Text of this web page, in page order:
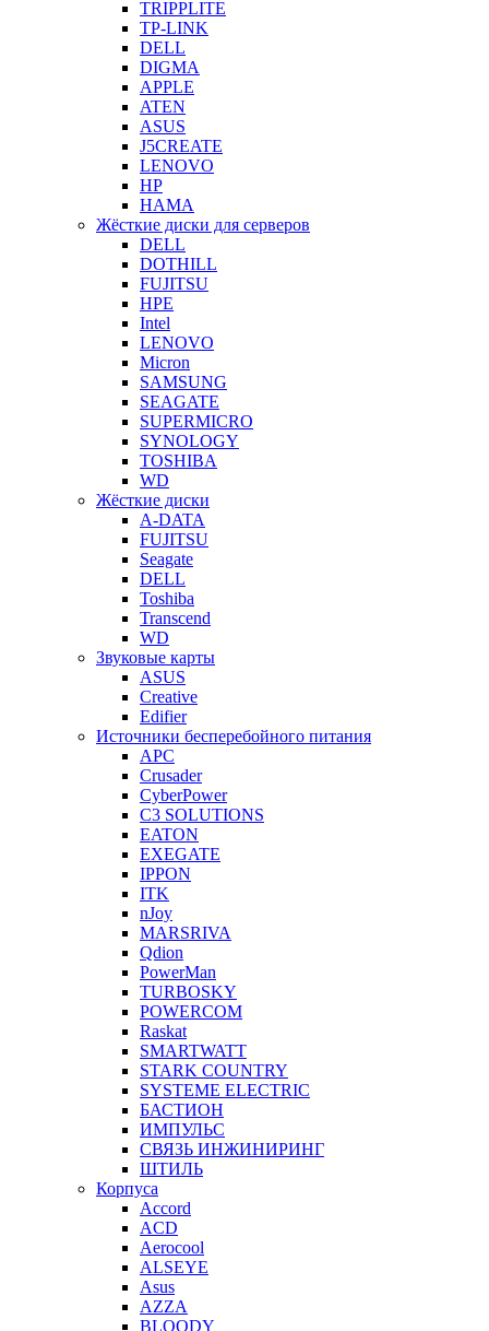
TRIPPLITE
TP-LINK
DELL
DIGMA
APPLE
ATEN
ASUS
J5CREATE
LENOVO
HP
HAMA
Жёсткие диски для серверов
DELL
DOTHILL
FUJITSU
HPE
Intel
LENOVO
Micron
SAMSUNG
SEAGATE
SUPERMICRO
SYNOLOGY
TOSHIBA
WD
Жёсткие диски
A-DATA
FUJITSU
Seagate
DELL
Toshiba
Transcend
WD
Звуковые карты
ASUS
Creative
Edifier
Источники бесперебойного питания
APC
Crusader
CyberPower
C3 SOLUTIONS
EATON
EXEGATE
IPPON
ITK
nJoy
MARSRIVA
Qdion
PowerMan
TURBOSKY
POWERCOM
Raskat
SMARTWATT
STARK COUNTRY
SYSTEME ELECTRIC
БАСТИОН
ИМПУЛЬС
СВЯЗЬ ИНЖИНИРИНГ
ШТИЛЬ
Корпуса
Accord
ACD
Aerocool
ALSEYE
Asus
AZZA
BLOODY